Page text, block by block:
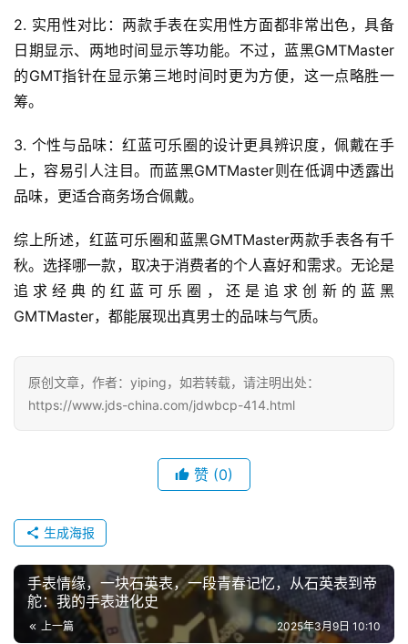
腕
表
问
答
2. 实用性对比：两款手表在实用性方面都非常出色，具备
日期显示、两地时间显示等功能。不过，蓝黑GMTMaster
的GMT指针在显示第三地时间时更为方便，这一点略胜一
筹。
3. 个性与品味：红蓝可乐圈的设计更具辨识度，佩戴在手
上，容易引人注目。而蓝黑GMTMaster则在低调中透露出
品味，更适合商务场合佩戴。
综上所述，红蓝可乐圈和蓝黑GMTMaster两款手表各有千
秋。选择哪一款，取决于消费者的个人喜好和需求。无论是
追求经典的红蓝可乐圈，还是追求创新的蓝黑
GMTMaster，都能展现出真男士的品味与气质。
原创文章，作者：yiping，如若转载，请注明出处：
https://www.jds-china.com/jdwbcp-414.html
赞 (0)
生成海报
手表情缘，一块石英表，一段青春记忆，从石英表到帝
舵：我的手表进化史
上一篇 2025年3月9日 10:10